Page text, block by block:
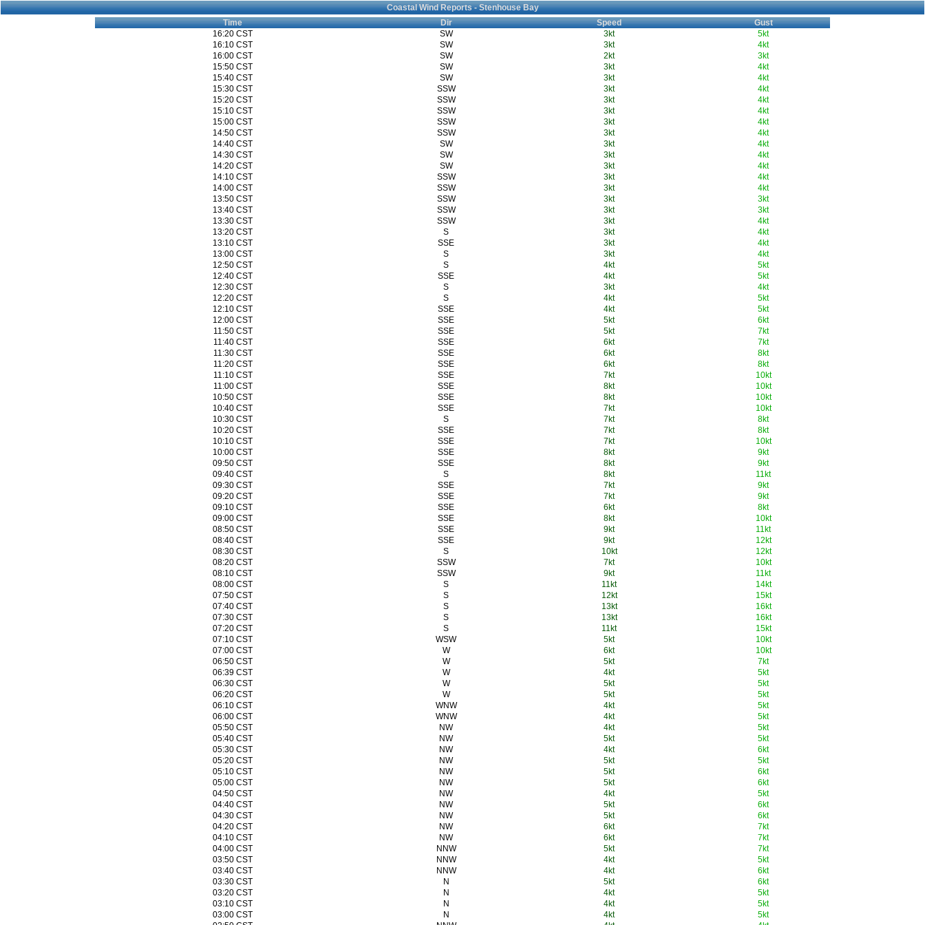
Coastal Wind Reports - Stenhouse Bay
Time
Dir Speed
Gust
16:20 CST
SW 3kt
5kt
16:10 CST
SW 3kt
4kt
16:00 CST
SW 2kt
3kt
15:50 CST
SW 3kt
4kt
15:40 CST
SW 3kt
4kt
15:30 CST
SSW 3kt
4kt
15:20 CST
SSW 3kt
4kt
15:10 CST
SSW 3kt
4kt
15:00 CST
SSW 3kt
4kt
14:50 CST
SSW 3kt
4kt
14:40 CST
SW 3kt
4kt
14:30 CST
SW 3kt
4kt
14:20 CST
SW 3kt
4kt
14:10 CST
SSW 3kt
4kt
14:00 CST
SSW 3kt
4kt
13:50 CST
SSW 3kt
3kt
13:40 CST
SSW 3kt
3kt
13:30 CST
SSW 3kt
4kt
13:20 CST
S 3kt
4kt
13:10 CST
SSE 3kt
4kt
13:00 CST
S 3kt
4kt
12:50 CST
S 4kt
5kt
12:40 CST
SSE 4kt
5kt
12:30 CST
S 3kt
4kt
12:20 CST
S 4kt
5kt
12:10 CST
SSE 4kt
5kt
12:00 CST
SSE 5kt
6kt
11:50 CST
SSE 5kt
7kt
11:40 CST
SSE 6kt
7kt
11:30 CST
SSE 6kt
8kt
11:20 CST
SSE 6kt
8kt
11:10 CST
SSE 7kt
10kt
11:00 CST
SSE 8kt
10kt
10:50 CST
SSE 8kt
10kt
10:40 CST
SSE 7kt
10kt
10:30 CST
S 7kt
8kt
10:20 CST
SSE 7kt
8kt
10:10 CST
SSE 7kt
10kt
10:00 CST
SSE 8kt
9kt
09:50 CST
SSE 8kt
9kt
09:40 CST
S 8kt
11kt
09:30 CST
SSE 7kt
9kt
09:20 CST
SSE 7kt
9kt
09:10 CST
SSE 6kt
8kt
09:00 CST
SSE 8kt
10kt
08:50 CST
SSE 9kt
11kt
08:40 CST
SSE 9kt
12kt
08:30 CST
S 10kt
12kt
08:20 CST
SSW 7kt
10kt
08:10 CST
SSW 9kt
11kt
08:00 CST
S 11kt
14kt
07:50 CST
S 12kt
15kt
07:40 CST
S 13kt
16kt
07:30 CST
S 13kt
16kt
07:20 CST
S 11kt
15kt
07:10 CST
WSW 5kt
10kt
07:00 CST
W 6kt
10kt
06:50 CST
W 5kt
7kt
06:39 CST
W 4kt
5kt
06:30 CST
W 5kt
5kt
06:20 CST
W 5kt
5kt
06:10 CST
WNW 4kt
5kt
06:00 CST
WNW 4kt
5kt
05:50 CST
NW 4kt
5kt
05:40 CST
NW 5kt
5kt
05:30 CST
NW 4kt
6kt
05:20 CST
NW 5kt
5kt
05:10 CST
NW 5kt
6kt
05:00 CST
NW 5kt
6kt
04:50 CST
NW 4kt
5kt
04:40 CST
NW 5kt
6kt
04:30 CST
NW 5kt
6kt
04:20 CST
NW 6kt
7kt
04:10 CST
NW 6kt
7kt
04:00 CST
NNW 5kt
7kt
03:50 CST
NNW 4kt
5kt
03:40 CST
NNW 4kt
6kt
03:30 CST
N 5kt
6kt
03:20 CST
N 4kt
5kt
03:10 CST
N 4kt
5kt
03:00 CST
N 4kt
5kt